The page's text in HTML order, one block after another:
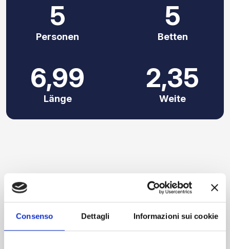
Consenso Dettagli Informazioni sui cookie
5
Personen
5
Betten
6,99
Länge
2,35
Weite